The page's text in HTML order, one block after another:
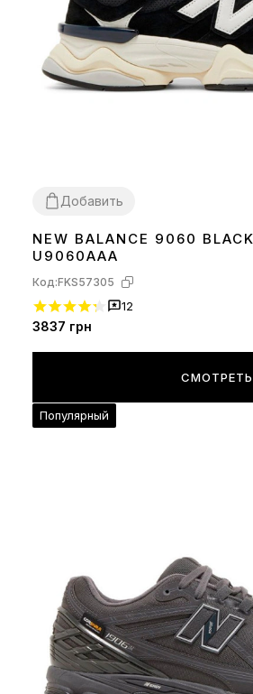
Добавить
3637 3839414243 44 45
NEW BALANCE 9060
U9060AAA
Код:FKS57305
12
3837 грн
СМОТРЕТЬ
Популярный